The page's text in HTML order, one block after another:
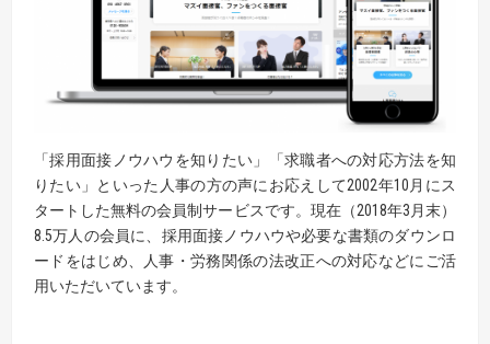
「採用面接ノウハウを知りたい」「求職者への対応方法を知
りたい」といった人事の方の声にお応えして2002年10月にス
タートした無料の会員制サービスです。現在（2018年3月末）
8.5万人の会員に、採用面接ノウハウや必要な書類のダウンロ
ードをはじめ、人事・労務関係の法改正への対応などにご活
用いただいています。